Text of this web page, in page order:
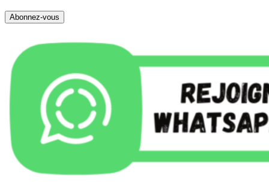
Abonnez-vous